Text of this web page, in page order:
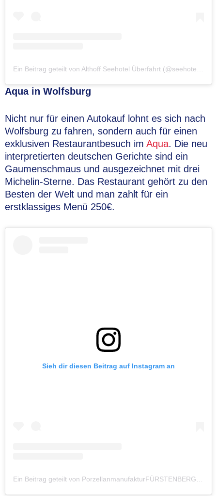
Ein Beitrag geteilt von Althoff Seehotel Überfahrt (@seehotelueberfahrt)
Aqua in Wolfsburg
Nicht nur für einen Autokauf lohnt es sich nach
Wolfsburg zu fahren, sondern auch für einen
exklusiven Restaurantbesuch im Aqua. Die neu
interpretierten deutschen Gerichte sind ein
Gaumenschmaus und ausgezeichnet mit drei
Michelin-Sterne. Das Restaurant gehört zu den
Besten der Welt und man zahlt für ein
erstklassiges Menü 250€.
Sieh dir diesen Beitrag auf Instagram an